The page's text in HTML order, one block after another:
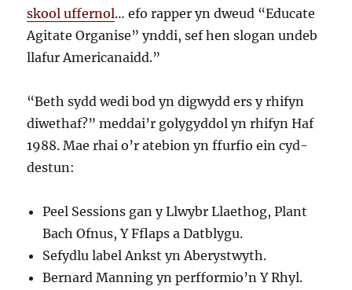
skool uffernol… efo rapper yn dweud “Educate
Agitate Organise” ynddi, sef hen slogan undeb
llafur Americanaidd.”
“Beth sydd wedi bod yn digwydd ers y rhifyn
diwethaf?” meddai’r golygyddol yn rhifyn Haf
1988. Mae rhai o’r atebion yn ffurfio ein cyd-
destun:
Peel Sessions gan y Llwybr Llaethog, Plant
Bach Ofnus, Y Fflaps a Datblygu.
Sefydlu label Ankst yn Aberystwyth.
Bernard Manning yn perfformio’n Y Rhyl.